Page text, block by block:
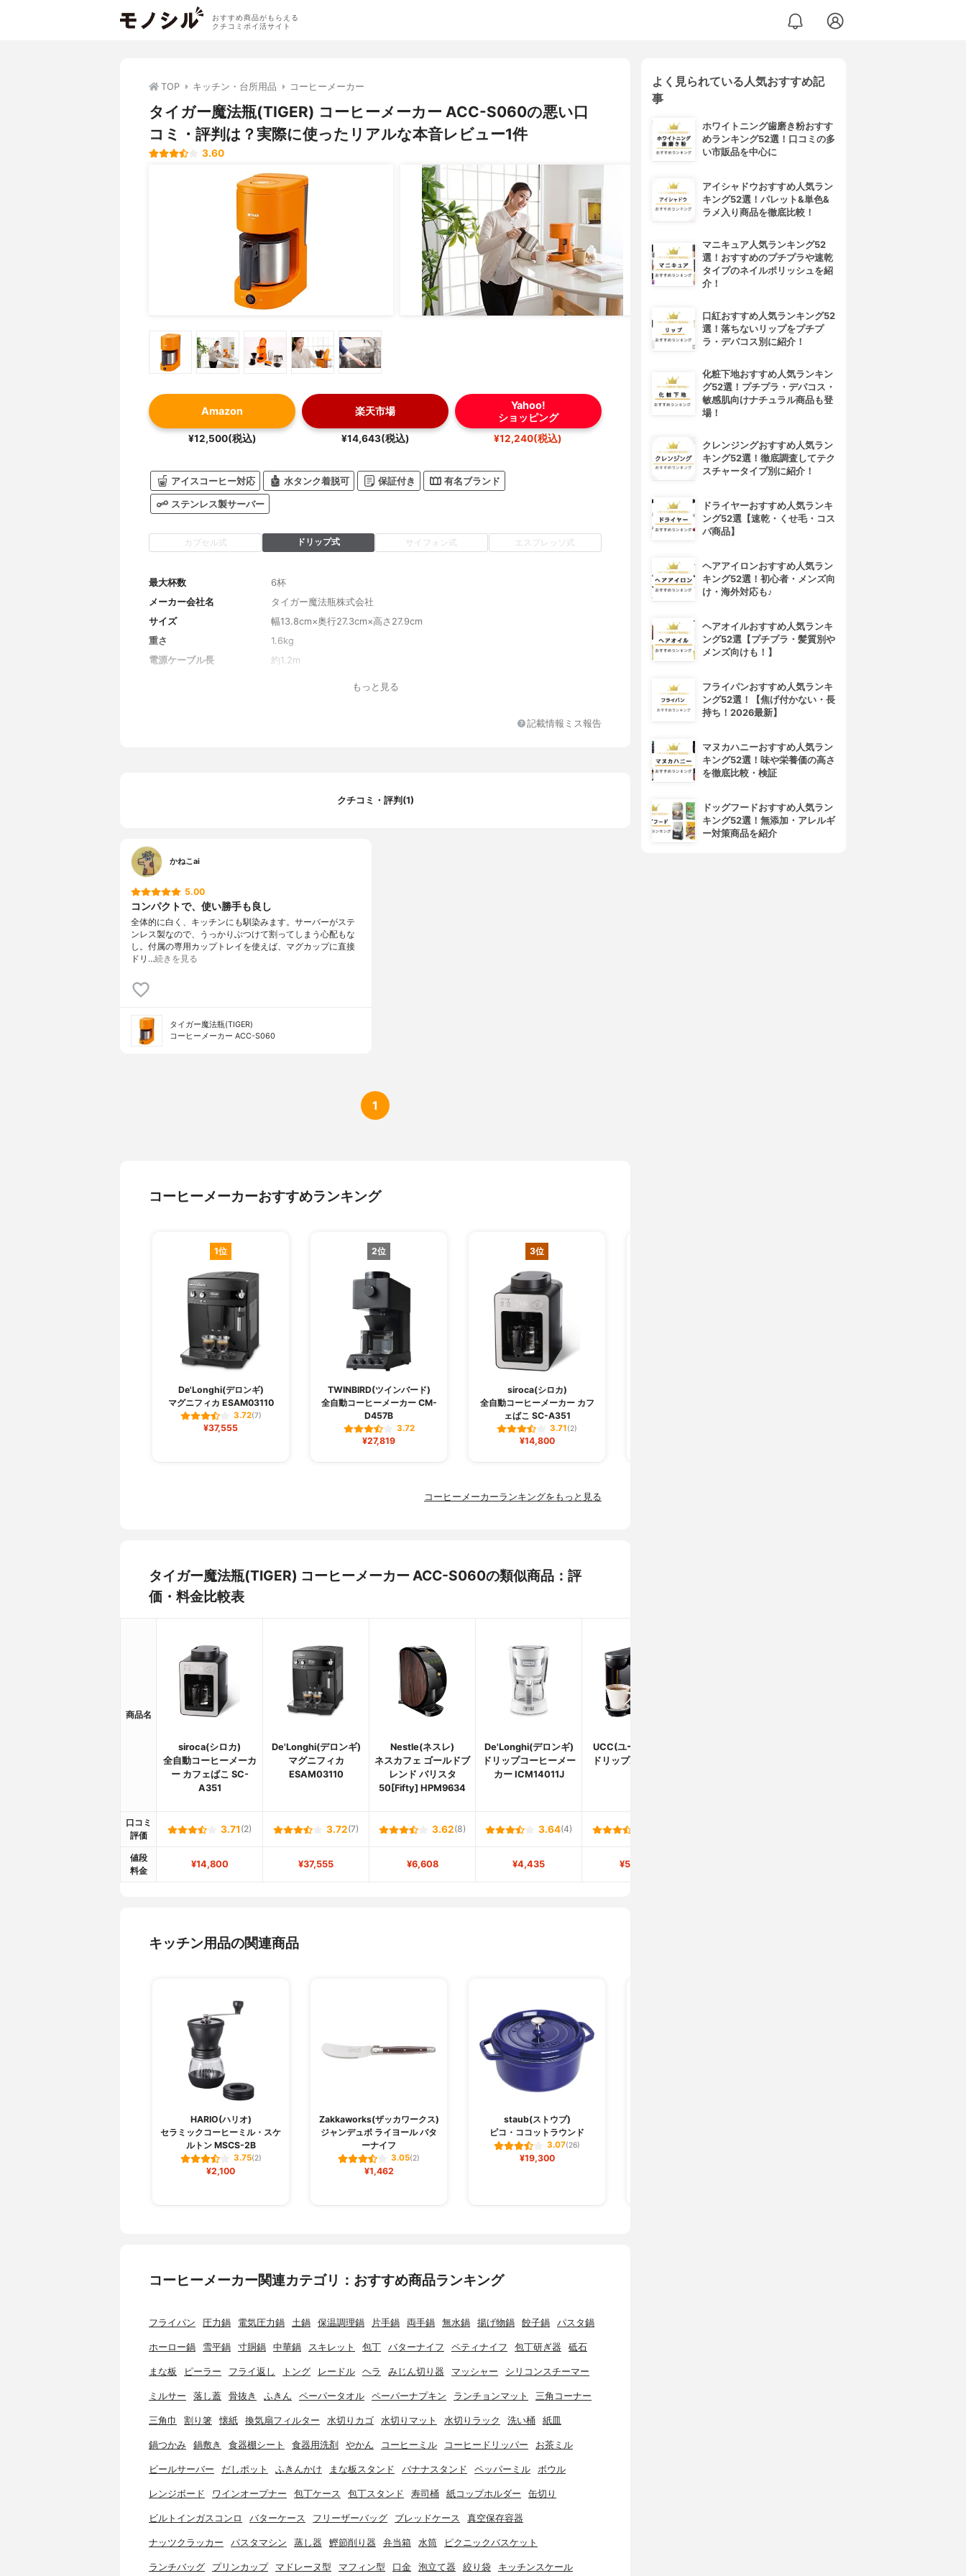
おすすめ商品がもらえる
クチコミポイ活サイト
TOP キッチン・台所用品 コーヒーメーカー
タイガー魔法瓶(TIGER) コーヒーメーカー ACC-S060の悪い口
コミ・評判は？実際に使ったリアルな本音レビュー1件
3.60
Amazon
¥12,500(税込)
楽天市場
¥14,643(税込)
Yahoo!
ショッピング
¥12,240(税込)
アイスコーヒー対応 水タンク着脱可 保証付き 有名ブランド
ステンレス製サーバー
カプセル式 ドリップ式 サイフォン式 エスプレッソ式
最大杯数
6杯
メーカー会社名
タイガー魔法瓶株式会社
サイズ
幅13.8cm×奥行27.3cm×高さ27.9cm
重さ
1.6kg
電源ケーブル長
約1.2m
もっと見る
記載情報ミス報告
クチコミ・評判(1)
かねこai
5.00
コンパクトで、使い勝手も良し
全体的に白く、キッチンにも馴染みます。サーバーがステ
ンレス製なので、うっかりぶつけて割ってしまう心配もな
し。付属の専用カップトレイを使えば、マグカップに直接
ドリ…続きを見る
タイガー魔法瓶(TIGER)
コーヒーメーカー ACC-S060
1
コーヒーメーカーおすすめランキング
1位
De'Longhi(デロンギ)
マグニフィカ ESAM03110
3.72(7)
¥37,555
2位
TWINBIRD(ツインバード)
全自動コーヒーメーカー CM-
D457B
3.72
¥27,819
3位
siroca(シロカ)
全自動コーヒーメーカー カフ
ェばこ SC-A351
3.71(2)
¥14,800
コーヒーメーカーランキングをもっと見る
タイガー魔法瓶(TIGER) コーヒーメーカー ACC-S060の類似商品：評
価・料金比較表
商品名
siroca(シロカ)
全自動コーヒーメーカ
ー カフェばこ SC-
A351
De'Longhi(デロンギ)
マグニフィカ
ESAM03110
Nestle(ネスレ)
ネスカフェ ゴールドブ
レンド バリスタ
50[Fifty] HPM9634
De'Longhi(デロンギ)
ドリップコーヒーメー
カー ICM14011J
UCC(ユーシーシー)
ドリップポッド DP2
口コミ
評価
3.71 (2) 3.72(7) 3.62(8) 3.64(4)
値段
料金
¥14,800 ¥37,555 ¥6,608 ¥4,435 ¥5,883
キッチン用品の関連商品
HARIO(ハリオ)
セラミックコーヒーミル・スケ
ルトン MSCS-2B
3.75(2)
¥2,100
Zakkaworks(ザッカワークス)
ジャンデュボ ライヨール バタ
ーナイフ
3.05(2)
¥1,462
staub(ストウブ)
ピコ・ココットラウンド
3.07(26)
¥19,300
コーヒーメーカー関連カテゴリ：おすすめ商品ランキング
フライパン 圧力鍋 電気圧力鍋 土鍋 保温調理鍋 片手鍋 両手鍋 無水鍋 揚げ物鍋 餃子鍋 パスタ鍋
ホーロー鍋 雪平鍋 寸胴鍋 中華鍋 スキレット 包丁 バターナイフ ペティナイフ 包丁研ぎ器 砥石
まな板 ピーラー フライ返し トング レードル ヘラ みじん切り器 マッシャー シリコンスチーマー
ミルサー 落し蓋 骨抜き ふきん ペーパータオル ペーパーナプキン ランチョンマット 三角コーナー
三角巾 割り箸 懐紙 換気扇フィルター 水切りカゴ 水切りマット 水切りラック 洗い桶 紙皿
鍋つかみ 鍋敷き 食器棚シート 食器用洗剤 やかん コーヒーミル コーヒードリッパー お茶ミル
ビールサーバー だしポット ふきんかけ まな板スタンド バナナスタンド ペッパーミル ボウル
レンジボード ワインオープナー 包丁ケース 包丁スタンド 寿司桶 紙コップホルダー 缶切り
ビルトインガスコンロ バターケース フリーザーバッグ ブレッドケース 真空保存容器
ナッツクラッカー パスタマシン 蒸し器 鰹節削り器 弁当箱 水筒 ピクニックバスケット
ランチバッグ プリンカップ マドレーヌ型 マフィン型 口金 泡立て器 絞り袋 キッチンスケール
よく見られている人気おすすめ記
事
ホワイトニング歯磨き粉おすす
めランキング52選！口コミの多
い市販品を中心に
アイシャドウおすすめ人気ラン
キング52選！パレット&単色&
ラメ入り商品を徹底比較！
マニキュア人気ランキング52
選！おすすめのプチプラや速乾
タイプのネイルポリッシュを紹
介！
口紅おすすめ人気ランキング52
選！落ちないリップをプチプ
ラ・デパコス別に紹介！
化粧下地おすすめ人気ランキン
グ52選！プチプラ・デパコス・
敏感肌向けナチュラル商品も登
場！
クレンジングおすすめ人気ラン
キング52選！徹底調査してテク
スチャータイプ別に紹介！
ドライヤーおすすめ人気ランキ
ング52選【速乾・くせ毛・コス
パ商品】
ヘアアイロンおすすめ人気ラン
キング52選！初心者・メンズ向
け・海外対応も♪
ヘアオイルおすすめ人気ランキ
ング52選【プチプラ・髪質別や
メンズ向けも！】
フライパンおすすめ人気ランキ
ング52選！【焦げ付かない・長
持ち！2026最新】
マヌカハニーおすすめ人気ラン
キング52選！味や栄養価の高さ
を徹底比較・検証
ドッグフードおすすめ人気ラン
キング52選！無添加・アレルギ
ー対策商品を紹介